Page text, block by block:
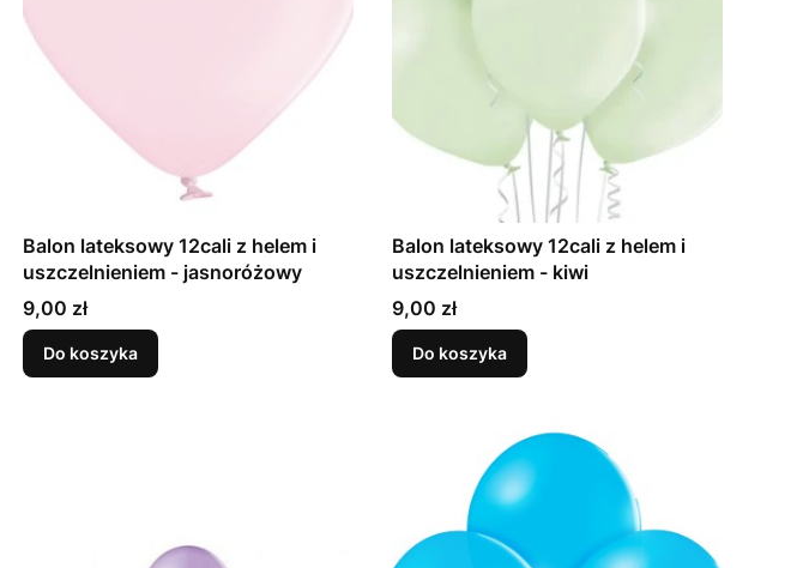
Balon lateksowy 12cali z helem i
uszczelnieniem - jasnoróżowy
Cena
9,00 zł
Do koszyka
Balon lateksowy 12cali z helem i
uszczelnieniem - kiwi
Cena
9,00 zł
Do koszyka